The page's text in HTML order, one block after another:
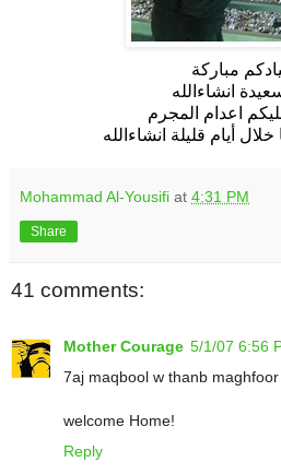
مباركة
انشاءالله
اعدام المجرم
أيام قليلة انشاءالله
Mohammad Al-Yousifi at 4:31 PM
Share
41 comments:
Mother Courage 5/1/07 6:56
7aj maqbool w thanb
welcome Home!
Reply